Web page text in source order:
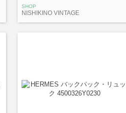
SHOP
NISHIKINO VINTAGE